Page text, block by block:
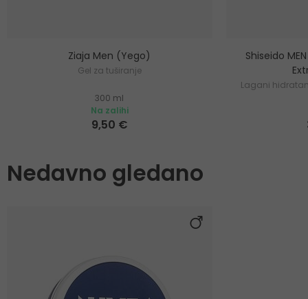
Ziaja Men (Yego)
Gel za tuširanje
300 ml
Na zalihi
9,50 €
Shiseido
Lagani
Nedavno gledano